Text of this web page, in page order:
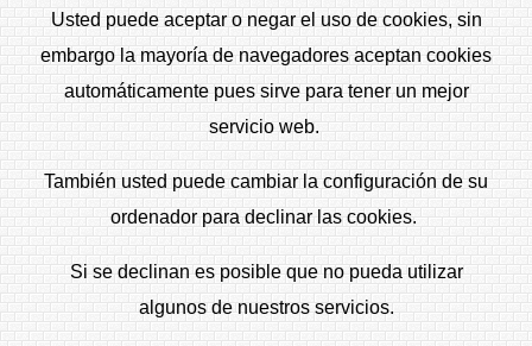
Usted puede aceptar o negar el uso de cookies, sin
embargo la mayoría de navegadores aceptan cookies
automáticamente pues sirve para tener un mejor
servicio web.
También usted puede cambiar la configuración de su
ordenador para declinar las cookies.
Si se declinan es posible que no pueda utilizar
algunos de nuestros servicios.